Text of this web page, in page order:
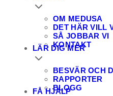
OM MEDUSA
DET HÄR VILL
SÅ JOBBAR VI
KONTAKT
LÄR DIG MER
BESVÄR OCH
RAPPORTER
BLOGG
FÅ HJÄLP